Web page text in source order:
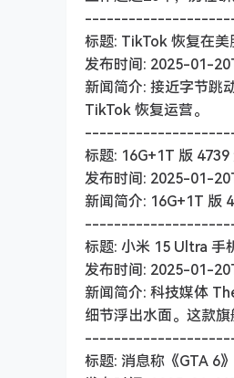
标题: TikTok 恢复在
发布时间: 2025-01-
新闻简介: 接近字节跳
TikTok 恢复运营。
标题: 16G+1T 版
发布时间: 2025-01-
新闻简介: 16G+1T 版
标题: 小米 15 Ultra 手
发布时间: 2025-01-
新闻简介: 科技媒体
细节浮出水面。这款
标题: 消息称《GTA 6